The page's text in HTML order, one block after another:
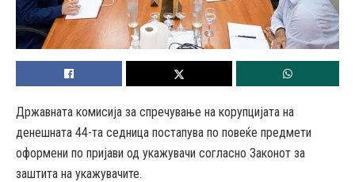
Државната комисија за спречување на корупцијата на
денешната 44-та седница постапува по повеќе предмети
оформени по пријави од укажувачи согласно Законот за
заштита на укажувачите.